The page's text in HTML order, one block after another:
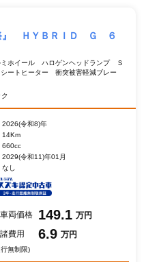
』 ＨＹＢＲＩＤ Ｇ ６
ホイール ハロゲンヘッドランプ Ｓ
ートヒーター 衝突被害軽減ブレー
2026(令和8)年
14Km
660cc
2029(令和11)年01月
なし
車両価格 149.1 万円
諸費用
6.9 万円
無制限)